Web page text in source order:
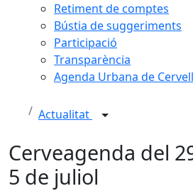
Retiment de comptes
Bústia de suggeriments
Participació
Transparència
Agenda Urbana de
Actualitat
Cerveagenda del
5 de juliol